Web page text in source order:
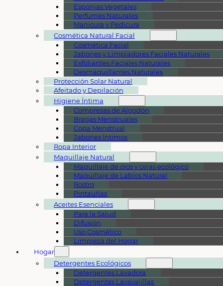
Esponjas Vegetales
Perfumes Naturales
Manicura y Pedicura
Cosmética Natural Facial
Cosmética Facial
Jabones y Limpiadores Faciales Naturales
Exfoliantes Faciales Naturales
Desmaquillantes Naturales
Protección Solar Natural
Afeitado y Depilación
Higiene Íntima
Compresas de Algodón
Bragas Menstruales
Copa Menstrual
Jabones Íntimos
Ropa Interior
Maquillaje Natural
Maquillaje de ojos y cejas ecológico
Maquillaje de Labios Natural
Rostro
Pintauñas
Aceites Esenciales
Para la Salud
Difusión
Uso Cosmético
Limpieza del Hogar
Hogar
Detergentes Ecológicos
Detergentes Lavadora
Detergentes Lavavajillas